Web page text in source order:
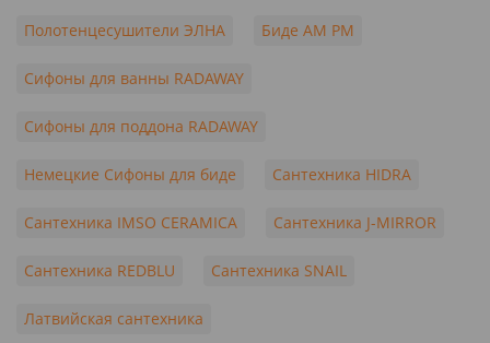
Полотенцесушители ЭЛНА Биде AM PM
Сифоны для ванны RADAWAY
Сифоны для поддона RADAWAY
Немецкие Сифоны для биде Сантехника HIDRA
Сантехника IMSO CERAMICA Сантехника J-MIRROR
Сантехника REDBLU Сантехника SNAIL
Латвийская сантехника